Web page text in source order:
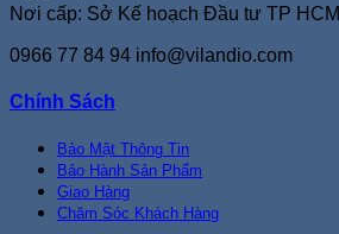
Nơi cấp: Sở Kế hoạch Đầu tư TP HCM
0966 77 84 94 info@vilandio.com
Chính Sách
Bảo Mật Thông Tin
Bảo Hành Sản Phẩm
Giao Hàng
Chăm Sóc Khách Hàng